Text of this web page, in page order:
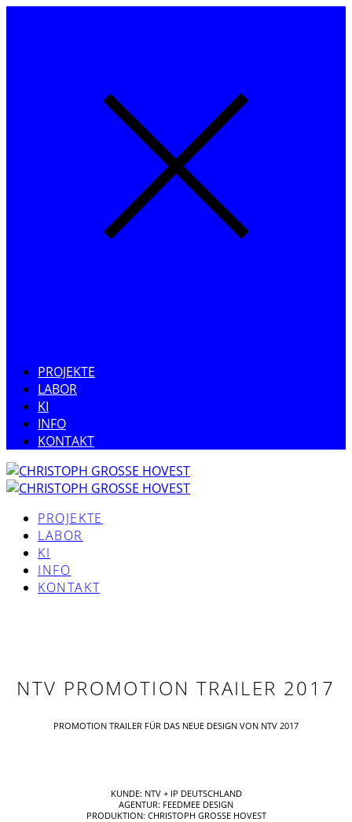
PROJEKTE
LABOR
KI
INFO
KONTAKT
PROJEKTE
LABOR
KI
INFO
KONTAKT
NTV PROMOTION TRAILER 2017
PROMOTION TRAILER FÜR DAS NEUE DESIGN VON NTV 2017
KUNDE: NTV + IP DEUTSCHLAND
AGENTUR: FEEDMEE DESIGN
PRODUKTION: CHRISTOPH GROSSE HOVEST